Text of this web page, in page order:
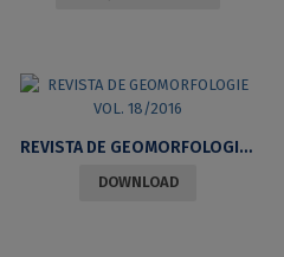
REVISTA DE GEOMORFOLOGIE VOL. 18/2016
DOWNLOAD